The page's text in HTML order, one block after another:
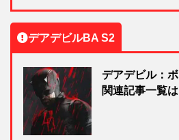
デアデビルBA S2
デアデビル：
関連記事一覧